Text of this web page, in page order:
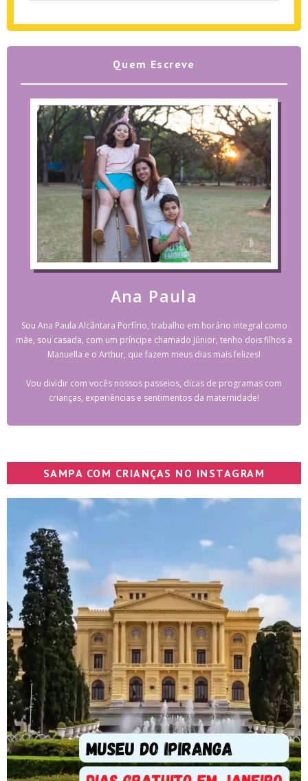
Quem Escreve
Ana Paula
Sou Ana Paula Alcântara Porfírio, trabalho em horário integral como
mãe, sou casada, com um príncipe chamado Júnior, tenho dois filhos a
Manuella e o Arthur, que fazem meus dias mais felizes!
Vou dividir com vocês nossos passeios, dicas de programas com
crianças, experiências e sentimentos da maternidade!
SAMPA COM CRIANÇAS NO INSTAGRAM